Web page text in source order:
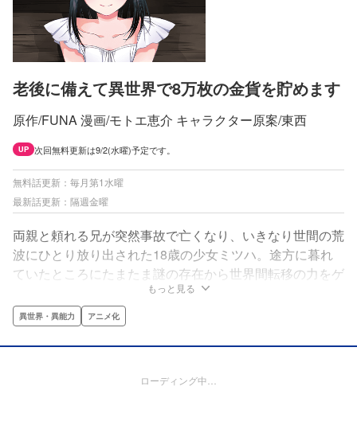
老後に備えて異世界で8万枚の金貨を貯めます
原作/FUNA 漫画/モトエ恵介 キャラクター原案/東西
UP 次回無料更新は9/2(水曜)予定です。
無料話更新：毎月第1水曜
最新話更新：隔週金曜
両親と頼れる兄が突然事故で亡くなり、いきなり世間の荒
波にひとり放り出された18歳の少女ミツハ。途方に暮れ
ていたところにたまたま謎の存在から世界間転移の力をゲ
ットした彼女は‥‥？タフな精神を持ちながら、ちょっと
残念な思考の美少女が現代の知識とアイテムで我が道を行
く、異世界マネー・メイキングストーリー！「小説家にな
ろう」5800万PV突破の人気作をコミカライズ!!
もっと見る
異世界・異能力 アニメ化
ローディング中…